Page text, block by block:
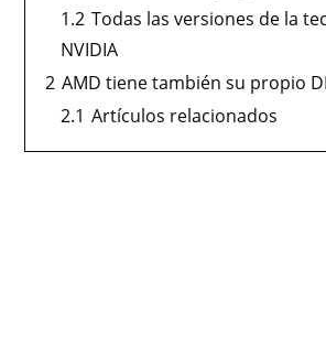
1.2 Todas las versiones de la
NVIDIA
2 AMD tiene también su propio
2.1 Artículos relacionados